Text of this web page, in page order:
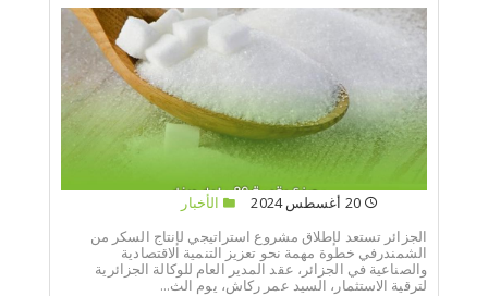
20 أغسطس 2024
الأخبار
الجزائر تستعد لإطلاق مشروع استراتيجي لإنتاج السكر من
الشمندرفي خطوة مهمة نحو تعزيز التنمية الاقتصادية
والصناعية في الجزائر، عقد المدير العام للوكالة الجزائرية
لترقية الاستثمار، السيد عمر ركاش، يوم الث...